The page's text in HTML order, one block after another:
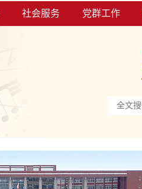
社会服务 党群工作